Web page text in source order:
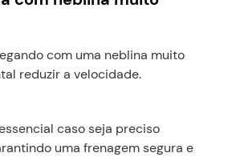
com uma neblina muito
reduzir a velocidade.
caso seja preciso
uma frenagem segura e